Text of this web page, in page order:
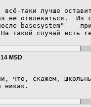
таки лучше
не отвлекаться.  Из
basesystem" --
такой случай есть
MSD
что, скажем,